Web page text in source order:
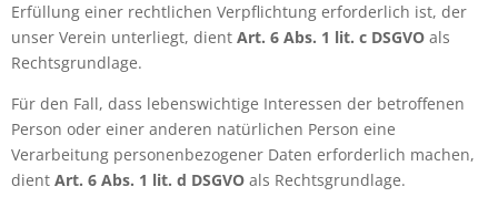
Erfüllung einer rechtlichen Verpflichtung erforderlich ist, der
unser Verein unterliegt, dient Art. 6 Abs. 1 lit. c DSGVO als
Rechtsgrundlage.
Für den Fall, dass lebenswichtige Interessen der betroffenen
Person oder einer anderen natürlichen Person eine
Verarbeitung personenbezogener Daten erforderlich machen,
dient Art. 6 Abs. 1 lit. d DSGVO als Rechtsgrundlage.